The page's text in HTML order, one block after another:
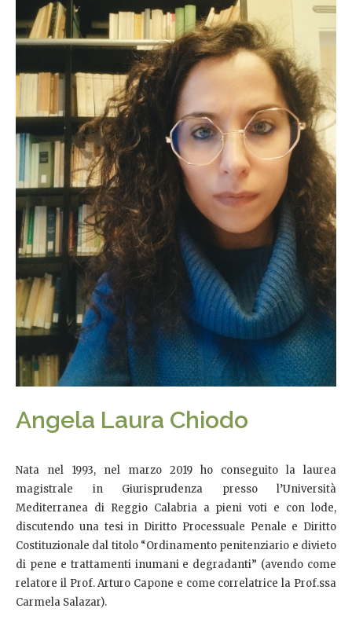
Angela Laura Chiodo
Nata nel 1993, nel marzo 2019 ho conseguito la laurea
magistrale in Giurisprudenza presso l’Università
Mediterranea di Reggio Calabria a pieni voti e con lode,
discutendo una tesi in Diritto Processuale Penale e Diritto
Costituzionale dal titolo “Ordinamento penitenziario e divieto
di pene e trattamenti inumani e degradanti” (avendo come
relatore il Prof. Arturo Capone e come correlatrice la Prof.ssa
Carmela Salazar).